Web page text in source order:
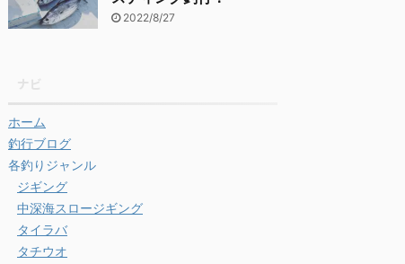
2022/8/27
ホーム
釣行ブログ
各釣りジャンル
ジギング
中深海スロージギング
タイラバ
タチウオ